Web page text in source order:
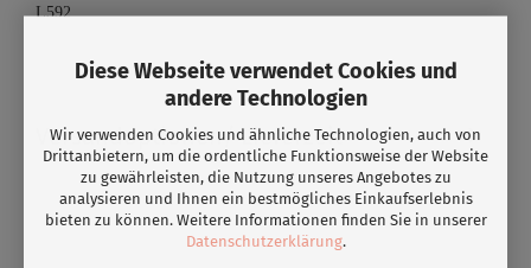
Diese Webseite verwendet Cookies und
andere Technologien
Wir verwenden Cookies und ähnliche Technologien, auch von
Drittanbietern, um die ordentliche Funktionsweise der Website
zu gewährleisten, die Nutzung unseres Angebotes zu
analysieren und Ihnen ein bestmögliches Einkaufserlebnis
bieten zu können. Weitere Informationen finden Sie in unserer
Datenschutzerklärung.
L592
Versandoptionen/ Lieferzeit